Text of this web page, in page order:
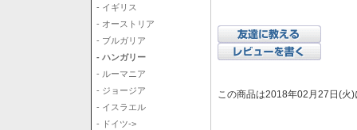
- イギリス
- オーストリア
- ブルガリア
- ハンガリー
- ルーマニア
- ジョージア
- イスラエル
- ドイツ->
この商品は2018年02月27日(火